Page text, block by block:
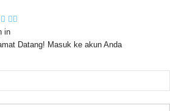
in
Datang! Masuk ke akun Anda